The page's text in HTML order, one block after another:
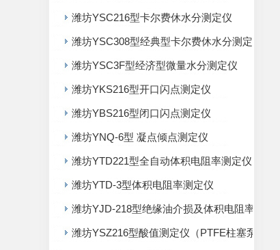
潍坊YSC216型卡尔费休水分测定仪
潍坊YSC308型经典型卡尔费休水分测定仪
潍坊YSC3F型经济型微量水分测定仪
潍坊YKS216型开口闪点测定仪
潍坊YBS216型闭口闪点测定仪
潍坊YNQ-6型 凝点倾点测定仪
潍坊YTD221型全自动体积电阻率测定仪
潍坊YTD-3型体积电阻率测定仪
潍坊YJD-218型绝缘油介损及体积电阻率测定仪
潍坊YSZ216型酸值测定仪（PTFE柱塞泵）